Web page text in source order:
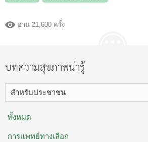
อ่าน 21,630 ครั้ง
บทความสุขภาพน่ารู้
สำหรับประชาชน
ทั้งหมด
การแพทย์ทางเลือก